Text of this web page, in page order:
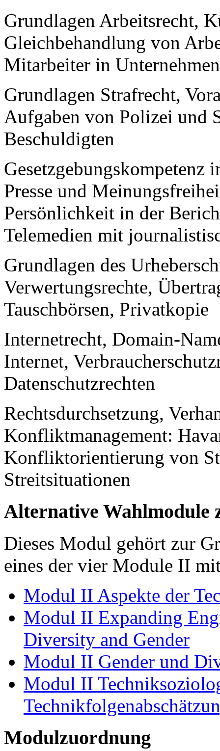
Grundlagen Arbeitsrecht,
Gleichbehandlung von
Mitarbeiter in Unternehmen
Grundlagen Strafrecht,
Aufgaben von Polizei und
Beschuldigten
Gesetzgebungskompetenz
Presse und
Persönlichkeit in der
Telemedien mit
Grundlagen des
Verwertungsrechte,
Tauschbörsen, Privatkopie
Internetrecht, Domain-
Internet,
Datenschutzrechten
Rechtsdurchsetzung,
Konfliktmanagement:
Konfliktorientierung von
Streitsituationen
Alternative Wahlmodule
Dieses Modul gehört zur
eines der vier Module II
Modul II Aspekte der
Modul II Expanding
Diversity and Gender
Modul II Gender und
Modul II
Modulzuordnung